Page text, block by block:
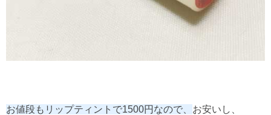
お値段もリップティントで1500円なので、 お安いし、